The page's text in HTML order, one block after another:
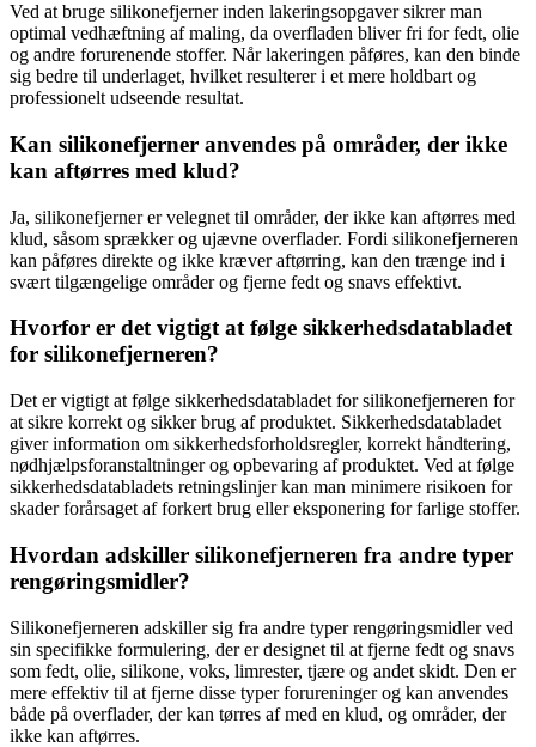
Ved at bruge silikonefjerner inden lakeringsopgaver sikrer man
optimal vedhæftning af maling, da overfladen bliver fri for fedt, olie
og andre forurenende stoffer. Når lakeringen påføres, kan den binde
sig bedre til underlaget, hvilket resulterer i et mere holdbart og
professionelt udseende resultat.
Kan silikonefjerner anvendes på områder, der ikke
kan aftørres med klud?
Ja, silikonefjerner er velegnet til områder, der ikke kan aftørres med
klud, såsom sprækker og ujævne overflader. Fordi silikonefjerneren
kan påføres direkte og ikke kræver aftørring, kan den trænge ind i
svært tilgængelige områder og fjerne fedt og snavs effektivt.
Hvorfor er det vigtigt at følge sikkerhedsdatabladet
for silikonefjerneren?
Det er vigtigt at følge sikkerhedsdatabladet for silikonefjerneren for
at sikre korrekt og sikker brug af produktet. Sikkerhedsdatabladet
giver information om sikkerhedsforholdsregler, korrekt håndtering,
nødhjælpsforanstaltninger og opbevaring af produktet. Ved at følge
sikkerhedsdatabladets retningslinjer kan man minimere risikoen for
skader forårsaget af forkert brug eller eksponering for farlige stoffer.
Hvordan adskiller silikonefjerneren fra andre typer
rengøringsmidler?
Silikonefjerneren adskiller sig fra andre typer rengøringsmidler ved
sin specifikke formulering, der er designet til at fjerne fedt og snavs
som fedt, olie, silikone, voks, limrester, tjære og andet skidt. Den er
mere effektiv til at fjerne disse typer forureninger og kan anvendes
både på overflader, der kan tørres af med en klud, og områder, der
ikke kan aftørres.